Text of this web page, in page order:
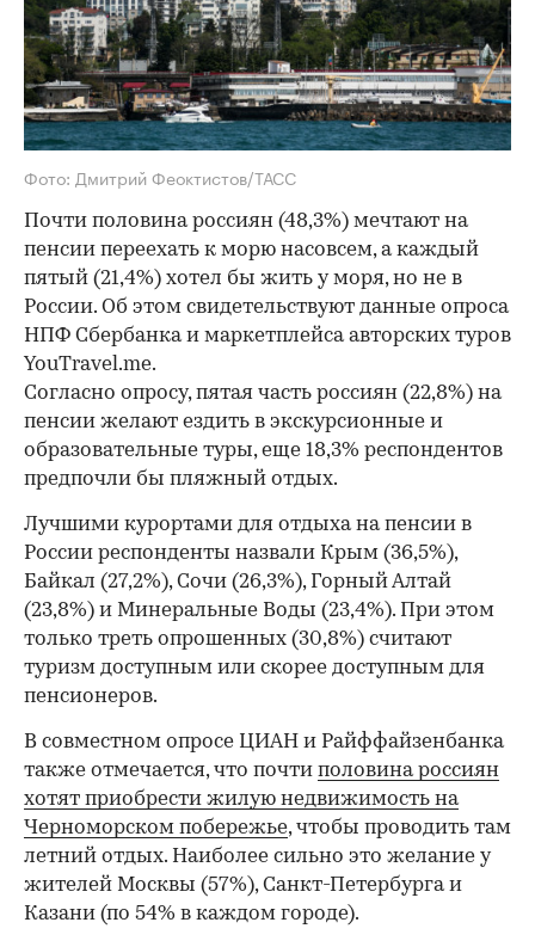
Фото: Дмитрий Феоктистов/ТАСС
Почти половина россиян (48,3%) мечтают на
пенсии переехать к морю насовсем, а каждый
пятый (21,4%) хотел бы жить у моря, но не в
России. Об этом свидетельствуют данные опроса
НПФ Сбербанка и маркетплейса авторских туров
YouTravel.me.
Согласно опросу, пятая часть россиян (22,8%) на
пенсии желают ездить в экскурсионные и
образовательные туры, еще 18,3% респондентов
предпочли бы пляжный отдых.
Лучшими курортами для отдыха на пенсии в
России респонденты назвали Крым (36,5%),
Байкал (27,2%), Сочи (26,3%), Горный Алтай
(23,8%) и Минеральные Воды (23,4%). При этом
только треть опрошенных (30,8%) считают
туризм доступным или скорее доступным для
пенсионеров.
В совместном опросе ЦИАН и Райффайзенбанка
также отмечается, что почти половина россиян
хотят приобрести жилую недвижимость на
Черноморском побережье, чтобы проводить там
летний отдых. Наиболее сильно это желание у
жителей Москвы (57%), Санкт-Петербурга и
Казани (по 54% в каждом городе).